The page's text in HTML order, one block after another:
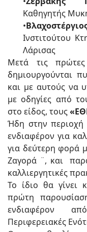
Καθηγητής
•
Ινστιτούτου
Λάρισας
Μετά τις
δημιουργούνται
και με αυτούς να
με οδηγίες από
στο είδος, τους
Ήδη στην
ενδιαφέρον για
για δεύτερη φορά
Ζαγορά ¨, και
καλλιεργητικές
Το ίδιο θα γίνει
πρώτη
ενδιαφέρον
Περιφερειακές